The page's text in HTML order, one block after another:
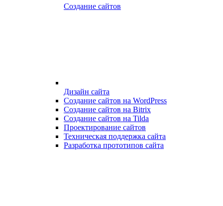
Создание сайтов
Дизайн сайта
Создание сайтов на WordPress
Создание сайтов на Bitrix
Создание сайтов на Tilda
Проектирование сайтов
Техническая поддержка сайта
Разработка прототипов сайта